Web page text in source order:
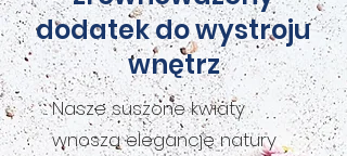
dodatek do wystroju
wnętrz
Nasze suszone kwiaty
wnoszą elegancję natury